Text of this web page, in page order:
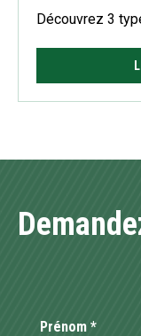
Découvrez 3
Prénom *